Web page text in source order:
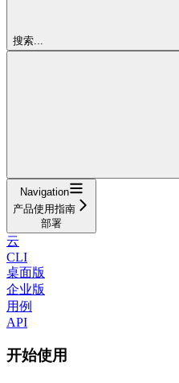
搜索...
Navigation
产品使用指南
部署
云
CLI
桌面版
企业版
用例
API
开始使用